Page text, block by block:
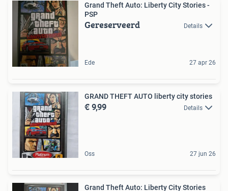
Grand Theft Auto: Liberty City Stories -
PSP
Gereserveerd Details
Ede 27 apr 26
GRAND THEFT AUTO liberty city stories
€ 9,99 Details
Oss 27 jun 26
Grand Theft Auto: Liberty City Stories